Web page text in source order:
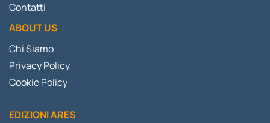
Contatti
ABOUT US
Chi Siamo
Privacy Policy
Cookie Policy
EDIZIONI ARES